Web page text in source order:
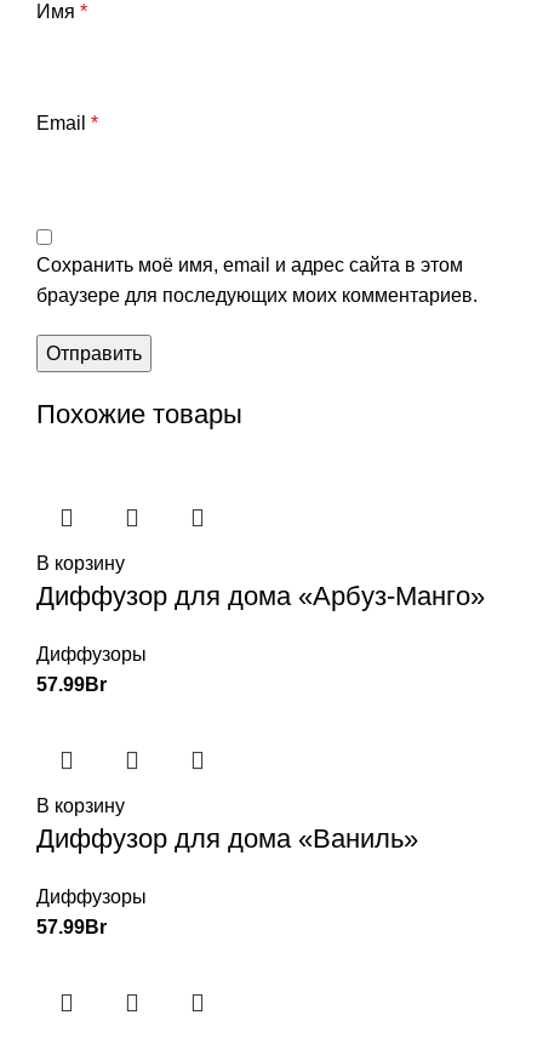
Имя *
Email *
Сохранить моё имя, email и адрес сайта в этом
браузере для последующих моих комментариев.
Похожие товары
В корзину
Диффузор для дома «Арбуз-Манго»
Диффузоры
57.99Br
В корзину
Диффузор для дома «Ваниль»
Диффузоры
57.99Br